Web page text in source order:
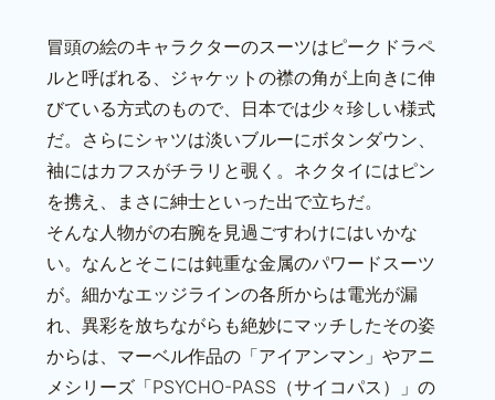
冒頭の絵のキャラクターのスーツはピークドラペ
ルと呼ばれる、ジャケットの襟の角が上向きに伸
びている方式のもので、日本では少々珍しい様式
だ。さらにシャツは淡いブルーにボタンダウン、
袖にはカフスがチラリと覗く。ネクタイにはピン
を携え、まさに紳士といった出で立ちだ。
そんな人物がの右腕を見過ごすわけにはいかな
い。なんとそこには鈍重な金属のパワードスーツ
が。細かなエッジラインの各所からは電光が漏
れ、異彩を放ちながらも絶妙にマッチしたその姿
からは、マーベル作品の「アイアンマン」やアニ
メシリーズ「PSYCHO-PASS（サイコパス）」の